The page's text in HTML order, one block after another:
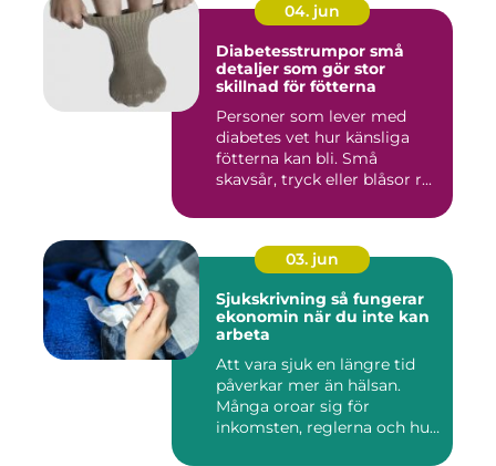
04. jun
Diabetesstrumpor små
detaljer som gör stor
skillnad för fötterna
Personer som lever med
diabetes vet hur känsliga
fötterna kan bli. Små
skavsår, tryck eller blåsor r...
03. jun
Sjukskrivning så fungerar
ekonomin när du inte kan
arbeta
Att vara sjuk en längre tid
påverkar mer än hälsan.
Många oroar sig för
inkomsten, reglerna och hur